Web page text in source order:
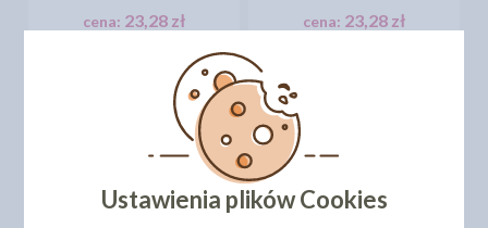
cena: 23,28 zł cena: 23,28 zł
1 2
POKAŻ WSZYSTKIE PRODUKTY
Ustawienia plików Cookies